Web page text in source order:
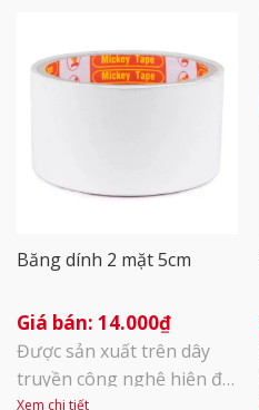
quết keo là những vật liệu
1.4kg đến 1.9kg [...]
Băng dính 2 mặt 5cm
14.000₫
Được sản xuất trên dây
truyền công nghệ hiện đại
Xem chi tiết